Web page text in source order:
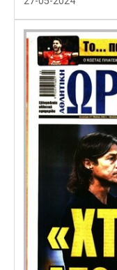
Λίβερπουλ
Ίντερ
Μπορούσια
Ντόρτμουντ
Μονακό